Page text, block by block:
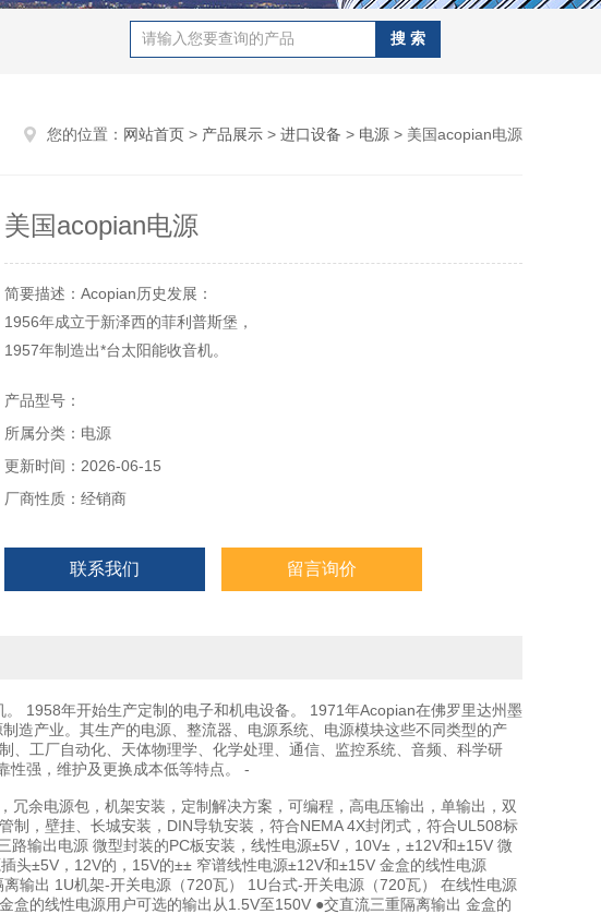
您的位置： 网站首页 > 产品展示 > 进口设备 > 电源 > 美国acopian电源
美国acopian电源
简要描述：Acopian历史发展：
1956年成立于新泽西的菲利普斯堡，
1957年制造出*台太阳能收音机。
1971年Acopian在佛罗里达州墨尔本成立了个制造工厂。
之后一直生产研究各类电源产品，成为电源制造产业。其生产的电源、整流
器、电源系统、电源模块这些不同类型的产品，可应用于不同的行业领域，
包括电子设备、制造、机械、过程控制、工厂自动
产品型号：
所属分类：电源
更新时间：2026-06-15
厂商性质：经销商
联系我们 留言询价
1958年开始生产定制的电子和机电设备。 1971年Acopian在佛罗里达州墨
造产业。其生产的电源、整流器、电源系统、电源模块这些不同类型的产
工厂自动化、天体物理学、化学处理、通信、监控系统、音频、科学研
性强，维护及更换成本低等特点。 -
余电源包，机架安装，定制解决方案，可编程，高电压输出，单输出，双
，壁挂、长城安装，DIN导轨安装，符合NEMA 4X封闭式，符合UL508标
输出电源 微型封装的PC板安装，线性电源±5V，10V±，±12V和±15V 微
头±5V，12V的，15V的±± 窄谱线性电源±12V和±15V 金盒的线性电源
输出 1U机架-开关电源（720瓦） 1U台式-开关电源（720瓦） 在线性电源
的线性电源用户可选的输出从1.5V至150V ●交直流三重隔离输出 金盒的